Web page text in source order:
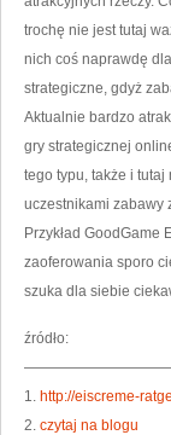
trochę nie jest tutaj
nich coś naprawdę
strategiczne, gdyż
Aktualnie bardzo
gry strategicznej
tego typu, także i
uczestnikami zabawy
Przykład
zaoferowania sporo
szuka dla siebie
źródło:
1. http://eiscreme-
2. czytaj na blogu